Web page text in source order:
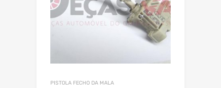
PISTOLA FECHO DA MALA